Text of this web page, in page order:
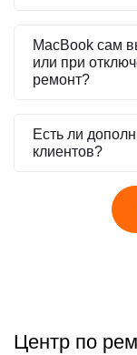
MacBook сам
или при
ремонт?
Есть ли
клиентов?
Центр по